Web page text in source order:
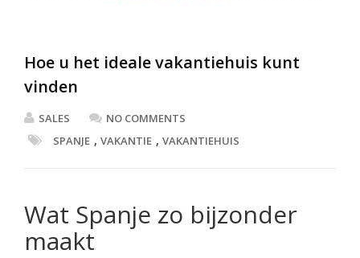
Hoe u het ideale vakantiehuis kunt
vinden
SALES
NO COMMENTS
SPANJE , VAKANTIE , VAKANTIEHUIS
Wat Spanje zo bijzonder
maakt